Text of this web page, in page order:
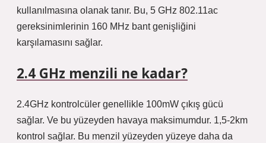
kullanılmasına olanak tanır. Bu, 5 GHz 802.11ac
gereksinimlerinin 160 MHz bant genişliğini
karşılamasını sağlar.
2.4 GHz menzili ne kadar?
2.4GHz kontrolcüler genellikle 100mW çıkış gücü
sağlar. Ve bu yüzeyden havaya maksimumdur. 1,5-2km
kontrol sağlar. Bu menzil yüzeyden yüzeye daha da